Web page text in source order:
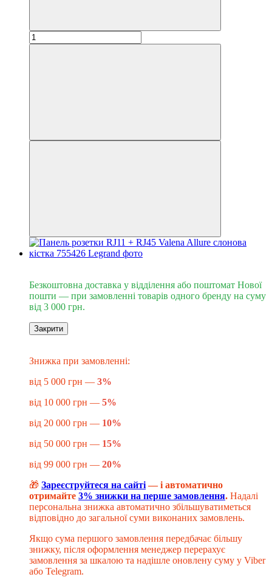
Безкоштовна доставка у відділення або поштомат Нової
пошти — при замовленні товарів одного бренду на суму
від 3 000 грн.
Закрити
​​​​​Знижка при замовленні:
від 5 000 грн — 3%
від 10 000 грн — 5%
від 20 000 грн — 10%
від 50 000 грн — 15%
від 99 000 грн — 20%
🎁 Зареєструйтеся на сайті— і автоматично
отримайте 3% знижки на перше замовлення. Надалі
персональна знижка автоматично збільшуватиметься
відповідно до загальної суми виконаних замовлень.
Якщо сума першого замовлення передбачає більшу
знижку, після оформлення менеджер перерахує
замовлення за шкалою та надішле оновлену суму у Viber
або Telegram.